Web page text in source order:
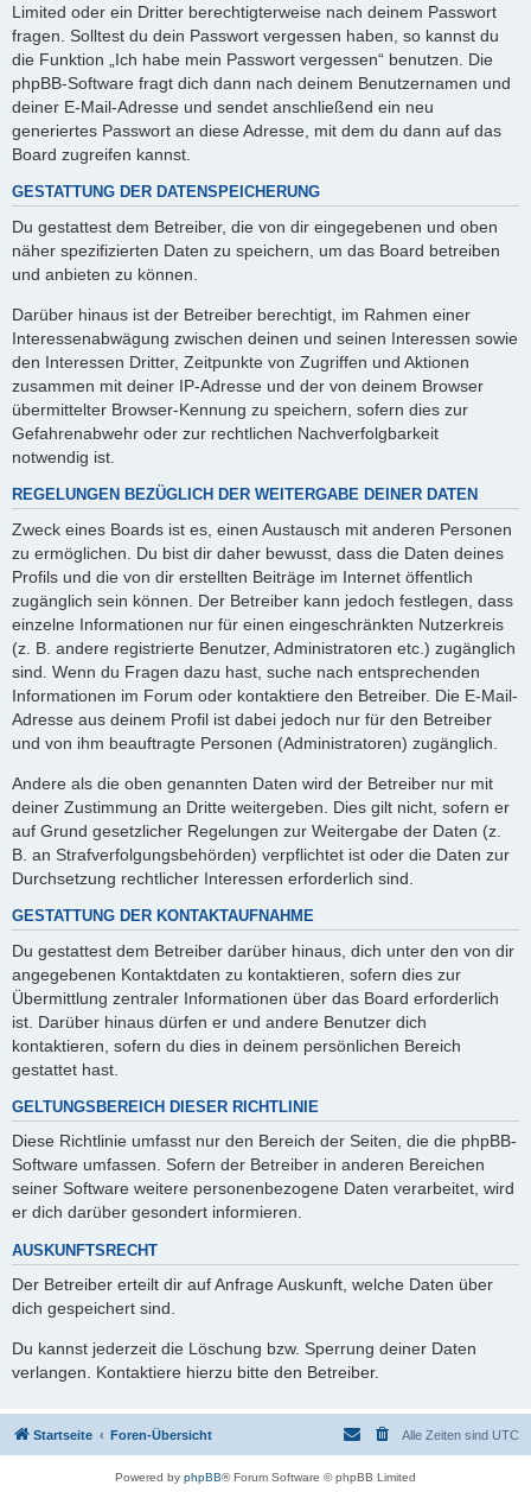
Limited oder ein Dritter berechtigterweise nach deinem Passwort
fragen. Solltest du dein Passwort vergessen haben, so kannst du
die Funktion „Ich habe mein Passwort vergessen“ benutzen. Die
phpBB-Software fragt dich dann nach deinem Benutzernamen und
deiner E-Mail-Adresse und sendet anschließend ein neu
generiertes Passwort an diese Adresse, mit dem du dann auf das
Board zugreifen kannst.
GESTATTUNG DER DATENSPEICHERUNG
Du gestattest dem Betreiber, die von dir eingegebenen und oben
näher spezifizierten Daten zu speichern, um das Board betreiben
und anbieten zu können.
Darüber hinaus ist der Betreiber berechtigt, im Rahmen einer
Interessenabwägung zwischen deinen und seinen Interessen sowie
den Interessen Dritter, Zeitpunkte von Zugriffen und Aktionen
zusammen mit deiner IP-Adresse und der von deinem Browser
übermittelter Browser-Kennung zu speichern, sofern dies zur
Gefahrenabwehr oder zur rechtlichen Nachverfolgbarkeit
notwendig ist.
REGELUNGEN BEZÜGLICH DER WEITERGABE DEINER DATEN
Zweck eines Boards ist es, einen Austausch mit anderen Personen
zu ermöglichen. Du bist dir daher bewusst, dass die Daten deines
Profils und die von dir erstellten Beiträge im Internet öffentlich
zugänglich sein können. Der Betreiber kann jedoch festlegen, dass
einzelne Informationen nur für einen eingeschränkten Nutzerkreis
(z. B. andere registrierte Benutzer, Administratoren etc.) zugänglich
sind. Wenn du Fragen dazu hast, suche nach entsprechenden
Informationen im Forum oder kontaktiere den Betreiber. Die E-Mail-
Adresse aus deinem Profil ist dabei jedoch nur für den Betreiber
und von ihm beauftragte Personen (Administratoren) zugänglich.
Andere als die oben genannten Daten wird der Betreiber nur mit
deiner Zustimmung an Dritte weitergeben. Dies gilt nicht, sofern er
auf Grund gesetzlicher Regelungen zur Weitergabe der Daten (z.
B. an Strafverfolgungsbehörden) verpflichtet ist oder die Daten zur
Durchsetzung rechtlicher Interessen erforderlich sind.
GESTATTUNG DER KONTAKTAUFNAHME
Du gestattest dem Betreiber darüber hinaus, dich unter den von dir
angegebenen Kontaktdaten zu kontaktieren, sofern dies zur
Übermittlung zentraler Informationen über das Board erforderlich
ist. Darüber hinaus dürfen er und andere Benutzer dich
kontaktieren, sofern du dies in deinem persönlichen Bereich
gestattet hast.
GELTUNGSBEREICH DIESER RICHTLINIE
Diese Richtlinie umfasst nur den Bereich der Seiten, die die phpBB-
Software umfassen. Sofern der Betreiber in anderen Bereichen
seiner Software weitere personenbezogene Daten verarbeitet, wird
er dich darüber gesondert informieren.
AUSKUNFTSRECHT
Der Betreiber erteilt dir auf Anfrage Auskunft, welche Daten über
dich gespeichert sind.
Du kannst jederzeit die Löschung bzw. Sperrung deiner Daten
verlangen. Kontaktiere hierzu bitte den Betreiber.
Startseite Foren-Übersicht Alle Zeiten sind UTC
Powered by phpBB® Forum Software © phpBB Limited